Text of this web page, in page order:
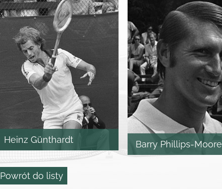
Heinz Günthardt Barry Phillips-Moore
Powrót do listy